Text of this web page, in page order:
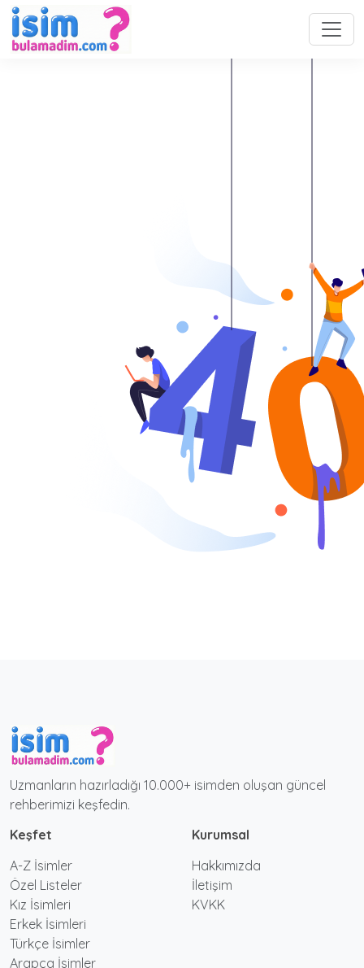
Uzmanların hazırladığı 10.000+ isimden oluşan güncel
rehberimizi keşfedin.
Keşfet
A-Z İsimler
Özel Listeler
Kız İsimleri
Erkek İsimleri
Türkçe İsimler
Arapça İsimler
Kurumsal
Hakkımızda
İletişim
KVKK